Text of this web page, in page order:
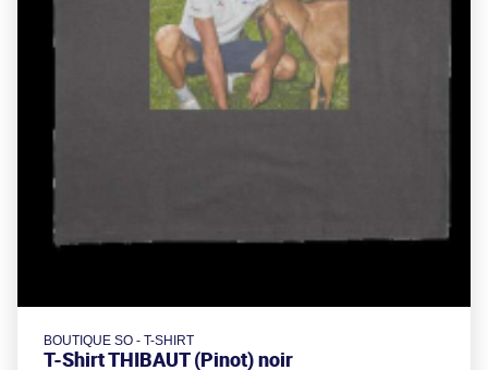
BOUTIQUE SO - T-SHIRT
T-Shirt THIBAUT (Pinot) noir